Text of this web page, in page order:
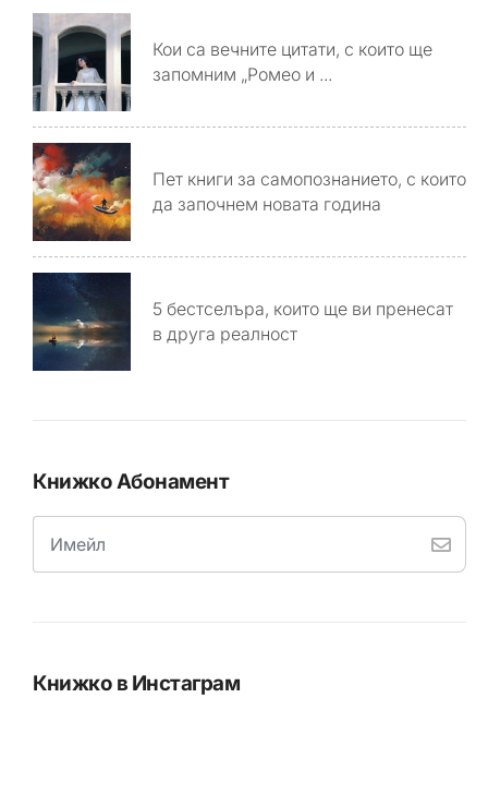
Кои са вечните цитати, с които ще
запомним „Ромео и ...
Пет книги за самопознанието, с които
да започнем новата година
5 бестселъра, които ще ви пренесат
в друга реалност
Книжко Абонамент
Книжко в Инстаграм